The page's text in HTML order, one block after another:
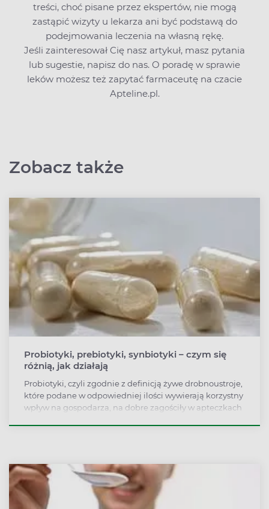
treści, choć pisane przez ekspertów, nie mogą
zastąpić wizyty u lekarza ani być podstawą do
podejmowania leczenia na własną rękę.
Jeśli zainteresował Cię nasz artykuł, masz pytania
lub sugestie, napisz do nas. O poradę w sprawie
leków możesz też zapytać farmaceutę na czacie
Apteline.pl.
Zobacz także
Probiotyki, prebiotyki, synbiotyki – czym się
różnią, jak działają
Probiotyki, czyli zgodnie z definicją żywe drobnoustroje,
które podane w odpowiedniej ilości wywierają korzystny
wpływ na gospodarza, na dobre zagościły w apteczkach